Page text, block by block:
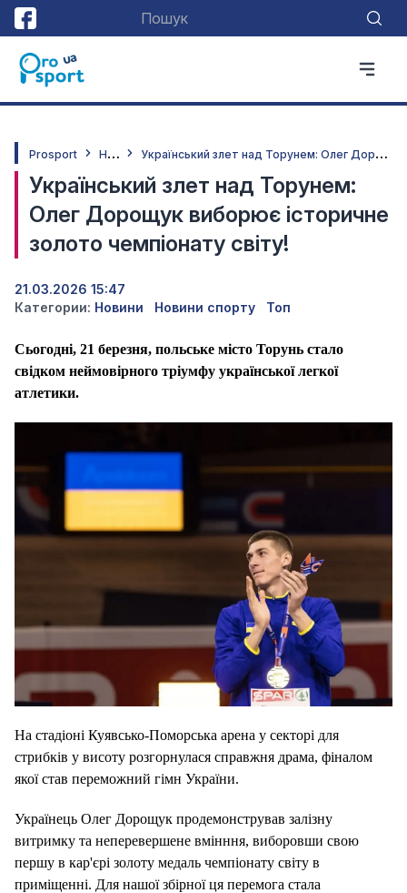
Prosport Н
овини У
країнський злет над Торунем: Олег Дорощук виборює історичне золото чемпіонату світу!
Український злет над Торунем:
Олег Дорощук виборює історичне
золото чемпіонату світу!
21.03.2026 15:47
Категории: Новини Новини спорту Топ
Сьогодні, 21 березня, польське місто Торунь стало
свідком неймовірного тріумфу української легкої
атлетики.
На стадіоні Куявсько-Поморська арена у секторі для
стрибків у висоту розгорнулася справжня драма, фіналом
якої став переможний гімн України.
Українець Олег Дорощук продемонстрував залізну
витримку та неперевершене вмінння, виборовши свою
першу в кар'єрі золоту медаль чемпіонату світу в
приміщенні. Для нашої збірної ця перемога стала